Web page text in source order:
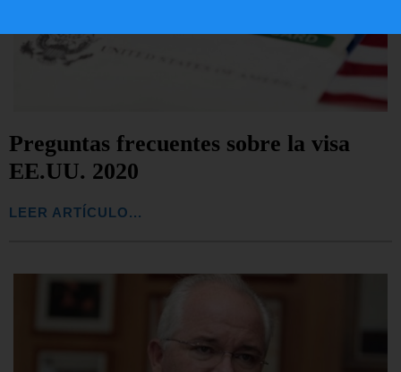
Preguntas frecuentes sobre la visa
EE.UU. 2020
LEER ARTÍCULO...